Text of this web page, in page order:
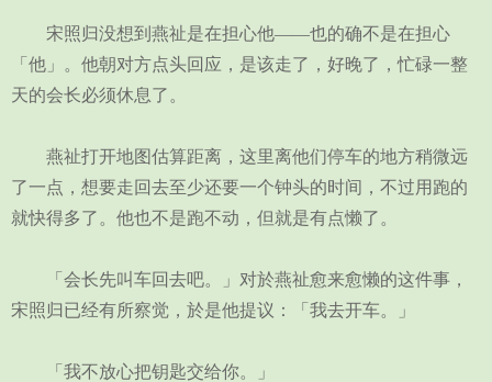
宋照归没想到燕祉是在担心他——也的确不是在担心
「他」。他朝对方点头回应，是该走了，好晚了，忙碌一整
天的会长必须休息了。
燕祉打开地图估算距离，这里离他们停车的地方稍微远
了一点，想要走回去至少还要一个钟头的时间，不过用跑的
就快得多了。他也不是跑不动，但就是有点懒了。
「会长先叫车回去吧。」对於燕祉愈来愈懒的这件事，
宋照归已经有所察觉，於是他提议：「我去开车。」
「我不放心把钥匙交给你。」